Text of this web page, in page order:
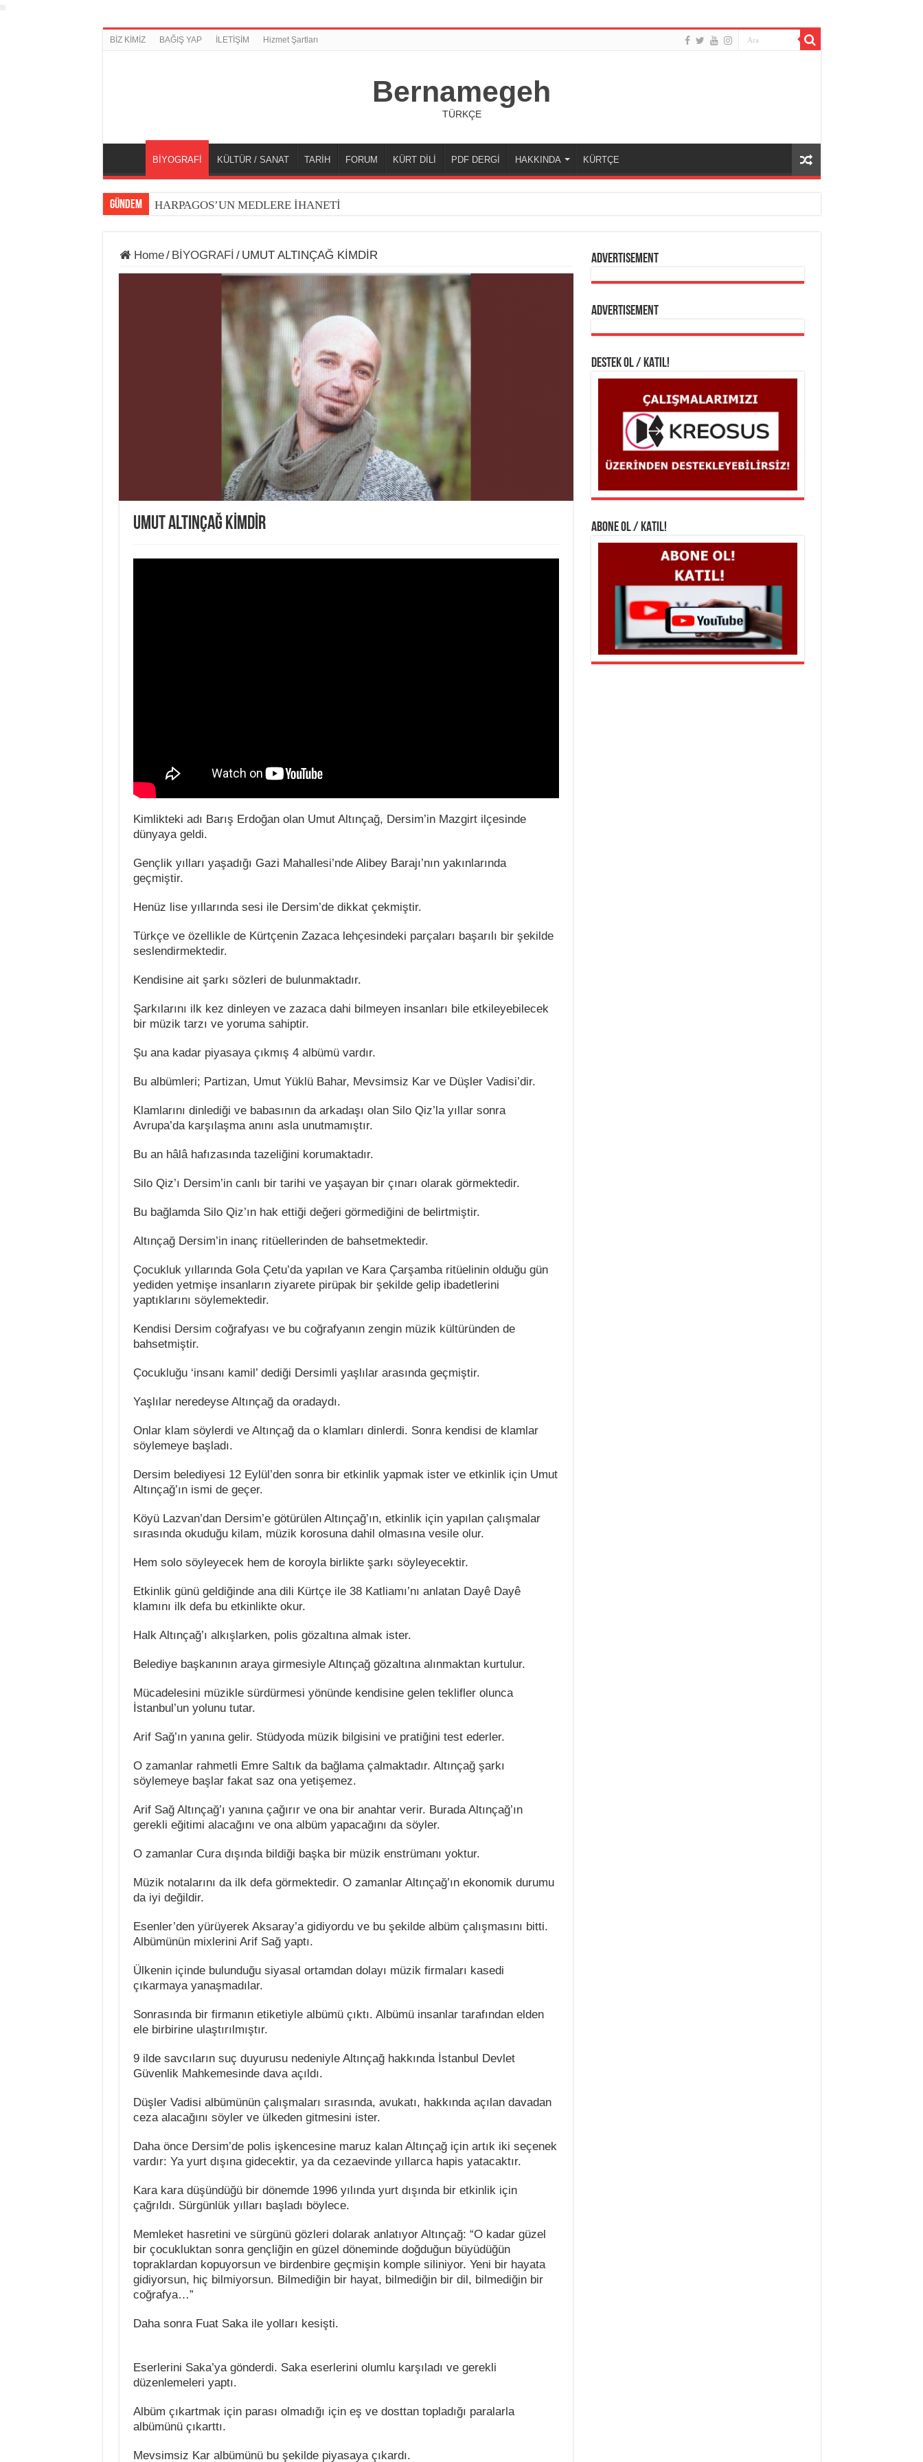
BİZ KİMİZ BAĞIŞ YAP İLETİŞİM Hizmet Şartları
Bernamegeh
TÜRKÇE
BİYOGRAFİ KÜLTÜR / SANAT TARİH FORUM KÜRT DİLİ PDF DERGİ HAKKINDA KÜRTÇE
GÜNDEM HARPAGOS’UN MEDLERE İHANETİ
Home/ BİYOGRAFİ / UMUT ALTINÇAĞ KİMDİR
UMUT ALTINÇAĞ KİMDİR
Kimlikteki adı Barış Erdoğan olan Umut Altınçağ, Dersim’in Mazgirt ilçesinde
dünyaya geldi.
Gençlik yılları yaşadığı Gazi Mahallesi’nde Alibey Barajı’nın yakınlarında
geçmiştir.
Henüz lise yıllarında sesi ile Dersim’de dikkat çekmiştir.
Türkçe ve özellikle de Kürtçenin Zazaca lehçesindeki parçaları başarılı bir şekilde
seslendirmektedir.
Kendisine ait şarkı sözleri de bulunmaktadır.
Şarkılarını ilk kez dinleyen ve zazaca dahi bilmeyen insanları bile etkileyebilecek
bir müzik tarzı ve yoruma sahiptir.
Şu ana kadar piyasaya çıkmış 4 albümü vardır.
Bu albümleri; Partizan, Umut Yüklü Bahar, Mevsimsiz Kar ve Düşler Vadisi’dir.
Klamlarını dinlediği ve babasının da arkadaşı olan Silo Qiz’la yıllar sonra
Avrupa’da karşılaşma anını asla unutmamıştır.
Bu an hâlâ hafızasında tazeliğini korumaktadır.
Silo Qiz’ı Dersim’in canlı bir tarihi ve yaşayan bir çınarı olarak görmektedir.
Bu bağlamda Silo Qiz’ın hak ettiği değeri görmediğini de belirtmiştir.
Altınçağ Dersim’in inanç ritüellerinden de bahsetmektedir.
Çocukluk yıllarında Gola Çetu’da yapılan ve Kara Çarşamba ritüelinin olduğu gün
yediden yetmişe insanların ziyarete pirüpak bir şekilde gelip ibadetlerini
yaptıklarını söylemektedir.
Kendisi Dersim coğrafyası ve bu coğrafyanın zengin müzik kültüründen de
bahsetmiştir.
Çocukluğu ‘insanı kamil’ dediği Dersimli yaşlılar arasında geçmiştir.
Yaşlılar neredeyse Altınçağ da oradaydı.
Onlar klam söylerdi ve Altınçağ da o klamları dinlerdi. Sonra kendisi de klamlar
söylemeye başladı.
Dersim belediyesi 12 Eylül’den sonra bir etkinlik yapmak ister ve etkinlik için Umut
Altınçağ’ın ismi de geçer.
Köyü Lazvan’dan Dersim’e götürülen Altınçağ’ın, etkinlik için yapılan çalışmalar
sırasında okuduğu kilam, müzik korosuna dahil olmasına vesile olur.
Hem solo söyleyecek hem de koroyla birlikte şarkı söyleyecektir.
Etkinlik günü geldiğinde ana dili Kürtçe ile 38 Katliamı’nı anlatan Dayê Dayê
klamını ilk defa bu etkinlikte okur.
Halk Altınçağ’ı alkışlarken, polis gözaltına almak ister.
Belediye başkanının araya girmesiyle Altınçağ gözaltına alınmaktan kurtulur.
Mücadelesini müzikle sürdürmesi yönünde kendisine gelen teklifler olunca
İstanbul’un yolunu tutar.
Arif Sağ’ın yanına gelir. Stüdyoda müzik bilgisini ve pratiğini test ederler.
O zamanlar rahmetli Emre Saltık da bağlama çalmaktadır. Altınçağ şarkı
söylemeye başlar fakat saz ona yetişemez.
Arif Sağ Altınçağ’ı yanına çağırır ve ona bir anahtar verir. Burada Altınçağ’ın
gerekli eğitimi alacağını ve ona albüm yapacağını da söyler.
O zamanlar Cura dışında bildiği başka bir müzik enstrümanı yoktur.
Müzik notalarını da ilk defa görmektedir. O zamanlar Altınçağ’ın ekonomik durumu
da iyi değildir.
Esenler’den yürüyerek Aksaray’a gidiyordu ve bu şekilde albüm çalışmasını bitti.
Albümünün mixlerini Arif Sağ yaptı.
Ülkenin içinde bulunduğu siyasal ortamdan dolayı müzik firmaları kasedi
çıkarmaya yanaşmadılar.
Sonrasında bir firmanın etiketiyle albümü çıktı. Albümü insanlar tarafından elden
ele birbirine ulaştırılmıştır.
9 ilde savcıların suç duyurusu nedeniyle Altınçağ hakkında İstanbul Devlet
Güvenlik Mahkemesinde dava açıldı.
Düşler Vadisi albümünün çalışmaları sırasında, avukatı, hakkında açılan davadan
ceza alacağını söyler ve ülkeden gitmesini ister.
Daha önce Dersim’de polis işkencesine maruz kalan Altınçağ için artık iki seçenek
vardır: Ya yurt dışına gidecektir, ya da cezaevinde yıllarca hapis yatacaktır.
Kara kara düşündüğü bir dönemde 1996 yılında yurt dışında bir etkinlik için
çağrıldı. Sürgünlük yılları başladı böylece.
Memleket hasretini ve sürgünü gözleri dolarak anlatıyor Altınçağ: “O kadar güzel
bir çocukluktan sonra gençliğin en güzel döneminde doğduğun büyüdüğün
topraklardan kopuyorsun ve birdenbire geçmişin komple siliniyor. Yeni bir hayata
gidiyorsun, hiç bilmiyorsun. Bilmediğin bir hayat, bilmediğin bir dil, bilmediğin bir
coğrafya…”
Daha sonra Fuat Saka ile yolları kesişti.
Eserlerini Saka’ya gönderdi. Saka eserlerini olumlu karşıladı ve gerekli
düzenlemeleri yaptı.
Albüm çıkartmak için parası olmadığı için eş ve dosttan topladığı paralarla
albümünü çıkarttı.
Mevsimsiz Kar albümünü bu şekilde piyasaya çıkardı.
Advertisement
Advertisement
DESTEK OL / KATIL!
ABONE OL / KATIL!